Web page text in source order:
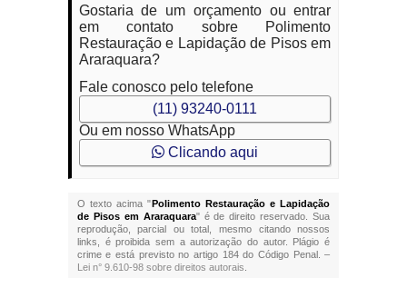
Gostaria de um orçamento ou entrar
em contato sobre Polimento
Restauração e Lapidação de Pisos em
Araraquara?
Fale conosco pelo telefone
(11) 93240-0111
Ou em nosso WhatsApp
Clicando aqui
O texto acima "Polimento Restauração e Lapidação
de Pisos em Araraquara" é de direito reservado. Sua
reprodução, parcial ou total, mesmo citando nossos
links, é proibida sem a autorização do autor. Plágio é
crime e está previsto no artigo 184 do Código Penal. –
Lei n° 9.610-98 sobre direitos autorais